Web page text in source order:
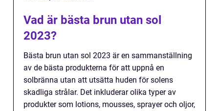
Vad är bästa brun utan sol
2023?
Bästa brun utan sol 2023 är en sammanställning
av de bästa produkterna för att uppnå en
solbränna utan att utsätta huden för solens
skadliga strålar. Det inkluderar olika typer av
produkter som lotions, mousses, sprayer och oljor,